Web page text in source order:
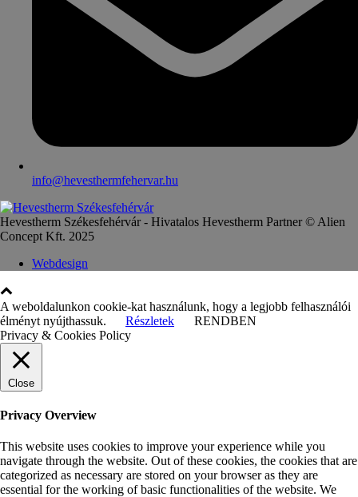
info@hevesthermfehervar.hu
Hevestherm Székesfehérvár - Hivatalos Hevestherm Partner © Alien
Concept Kft. 2025
Webdesign
A weboldalunkon cookie-kat használunk, hogy a legjobb felhasználói
élményt nyújthassuk.
Részletek
RENDBEN
Privacy & Cookies Policy
Close
Privacy Overview
This website uses cookies to improve your experience while you
navigate through the website. Out of these cookies, the cookies that are
categorized as necessary are stored on your browser as they are
essential for the working of basic functionalities of the website. We